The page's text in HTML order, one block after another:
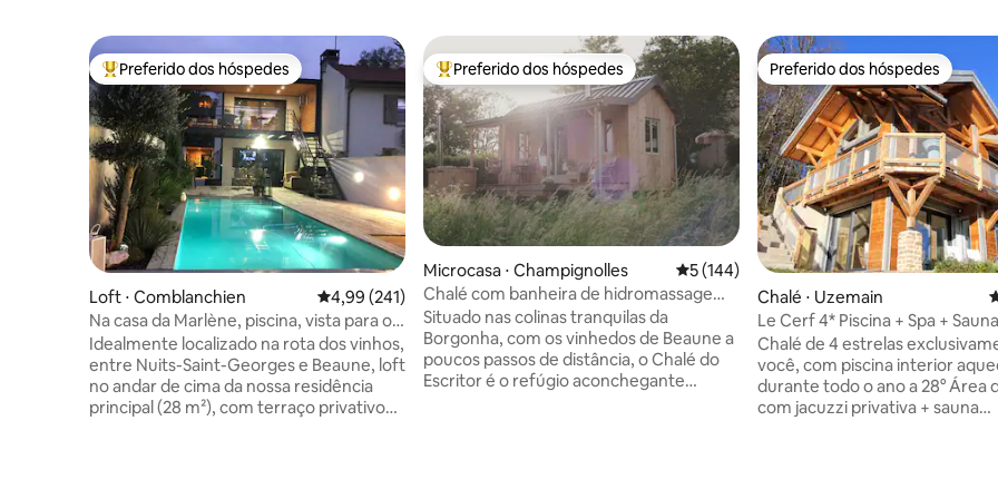
Entre os melhores preferidos dos hóspedes
Preferido dos hóspedes
Loft ⋅ Comblanchien 4,99 de uma avaliação média de 5, 241 avaliações
4,99 (241)
Na casa da Marlène, piscina, vista para o
vinhedo
Idealmente localizado na rota dos vinhos,
entre Nuits-Saint-Georges e Beaune, loft
no andar de cima da nossa residência
principal (28 m²), com terraço privativo
Entre os melhores preferidos dos hóspedes
Preferido dos hóspedes
Microcasa ⋅ Champignolles 5 de uma avaliação média de 5, 144
5 (144)
Chalé com banheira de hidromassagem
perto dos vinhedos em Beaune
Situado nas colinas tranquilas da
Borgonha, com os vinhedos de Beaune a
poucos passos de distância, o Chalé do
Escritor é o refúgio aconchegante
Preferido dos hóspedes
Preferido dos hóspedes
Chalé ⋅ Uzemain
Le Cerf 4* Piscina + Spa + Sauna
privativos
Chalé de 4 estrelas
você, com piscina interior
durante todo o ano a 28° Área de spa
com jacuzzi privativa + sauna